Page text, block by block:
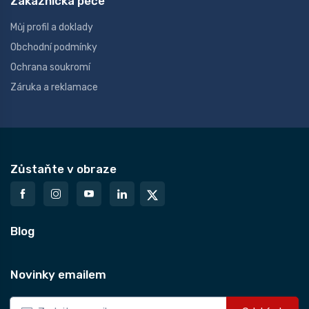
Můj profil a doklady
Obchodní podmínky
Ochrana soukromí
Záruka a reklamace
Zůstaňte v obraze
Blog
Novinky emailem